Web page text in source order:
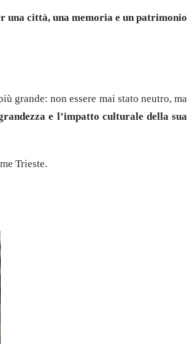
una città, una memoria e un patrimonio
grande: non essere mai stato neutro, ma
e l’impatto culturale della sua
Trieste.